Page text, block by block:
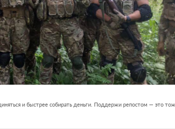
и быстрее собирать деньги. Поддержи репостом — это